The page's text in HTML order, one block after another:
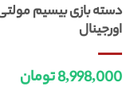
اورجینال
8,998,000تومان